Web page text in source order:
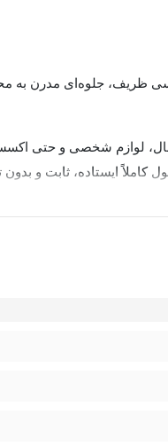
ظریف، جلوه‌ای مدرن به
شال، لوازم شخصی و حتی
ایستاده، ثابت و بدون